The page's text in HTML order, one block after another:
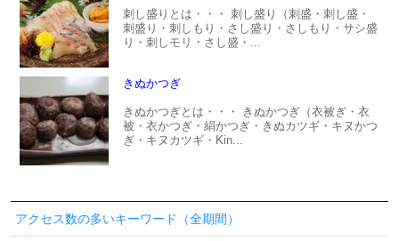
刺し盛りとは・・・ 刺し盛り（刺盛・刺し盛・
刺盛り・刺しもり・さし盛り・さしもり・サシ盛
り・刺しモリ・さし盛・...
きぬかつぎ
きぬかつぎとは・・・ きぬかつぎ（衣被ぎ・衣
被・衣かつぎ・絹かつぎ・きぬカツギ・キヌかつ
ぎ・キヌカツギ・Kin...
アクセス数の多いキーワード（全期間）